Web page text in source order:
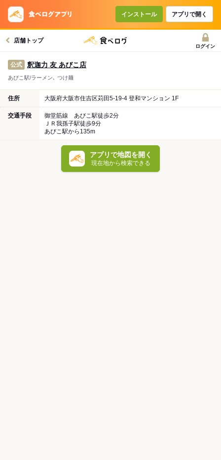
インストール アプリで開く
店舗トップ
ログイン
公式 釈迦力 友 あびこ店
あびこ駅/ラーメン､ つけ麺
住所 大阪府大阪市住吉区苅田5-19-4 登和マンション 1F
交通手段
御堂筋線 あびこ駅徒歩2分
ＪＲ我孫子駅徒歩9分
あびこ駅から135m
アプリで地図を開く
現在地から検索できる